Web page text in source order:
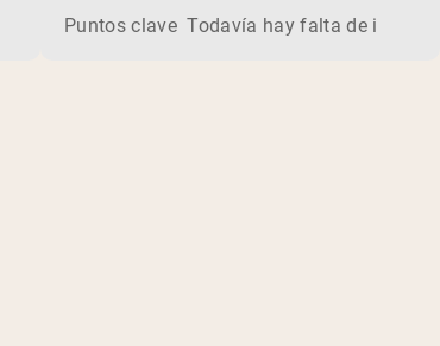
la leche. Los fabricantes procesan el
tu rendimiento deportivo? ¡Descubre las 5
Puntos clave Todavía hay falta de